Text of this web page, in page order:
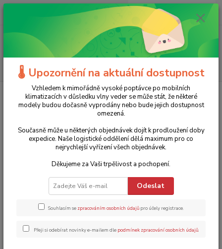
(Po-Ne, 8-20 hod.)
ks
0 Kč
Dílenské nářadí Gola sady
Ráčnová sada Zyklop Speed 1/4"
003755 Wera 8100 SA All-in - s přidržovací funkcí (42 dílů)
Ráčnová sada Zyklop Speed 1/4"
003755 Wera 8100 SA All-in - s
přidržovací funkcí (42 dílů)
5 988 Kč
🌡️ Upozornění na aktuální dostupnost
Vzhledem k mimořádně vysoké poptávce po mobilních
klimatizacích v důsledku vlny veder se může stát, že některé
modely budou dočasně vyprodány nebo bude jejich dostupnost
omezená.
Současně může u některých objednávek dojít k prodloužení doby
expedice. Naše logistické oddělení dělá maximum pro co
nejrychlejší vyřízení všech objednávek.
Děkujeme za Vaši trpělivost a pochopení.
Odeslat
Souhlasím se zpracováním osobních údajů pro účely registrace.
Přeji si odebírat novinky e-mailem dle podmínek zpracování osobních údajů